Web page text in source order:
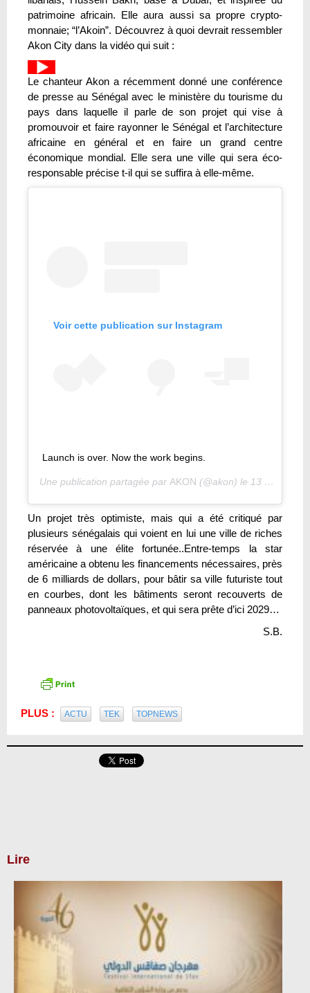
patrimoine africain. Elle aura aussi sa propre crypto-
monnaie; “l’Akoin”. Découvrez à quoi devrait ressembler
Akon City dans la vidéo qui suit :
Le chanteur Akon a récemment donné une conférence
de presse au Sénégal avec le ministère du tourisme du
pays dans laquelle il parle de son projet qui vise à
promouvoir et faire rayonner le Sénégal et l’architecture
africaine en général et en faire un grand centre
économique mondial. Elle sera une ville qui sera éco-
responsable précise t-il qui se suffira à elle-même.
Voir cette publication sur Instagram
Launch is over. Now the work begins.
Une publication partagée par AKON (@akon) le 13 Sept. 2020 à 2 :50 PDT
Un projet très optimiste, mais qui a été critiqué par
plusieurs sénégalais qui voient en lui une ville de riches
réservée à une élite fortunée..Entre-temps la star
américaine a obtenu les financements nécessaires, près
de 6 milliards de dollars, pour bâtir sa ville futuriste tout
en courbes, dont les bâtiments seront recouverts de
panneaux photovoltaïques, et qui sera prête d’ici 2029…
S.B.
PLUS : ACTU TEK TOPNEWS
Lire